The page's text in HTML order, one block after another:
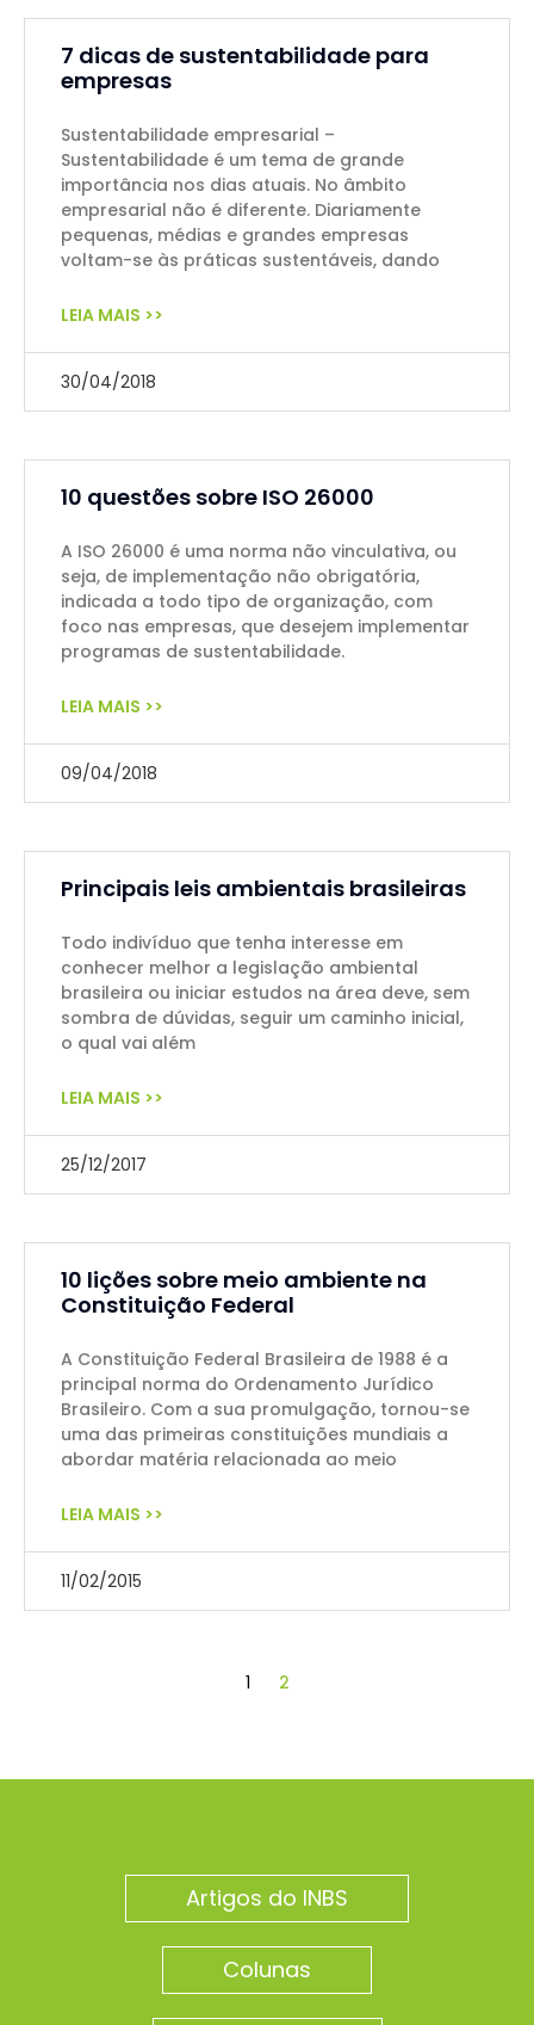
7 dicas de sustentabilidade para
empresas
Sustentabilidade empresarial –
Sustentabilidade é um tema de grande
importância nos dias atuais. No âmbito
empresarial não é diferente. Diariamente
pequenas, médias e grandes empresas
voltam-se às práticas sustentáveis, dando
LEIA MAIS >>
30/04/2018
10 questões sobre ISO 26000
A ISO 26000 é uma norma não vinculativa, ou
seja, de implementação não obrigatória,
indicada a todo tipo de organização, com
foco nas empresas, que desejem implementar
programas de sustentabilidade.
LEIA MAIS >>
09/04/2018
Principais leis ambientais brasileiras
Todo indivíduo que tenha interesse em
conhecer melhor a legislação ambiental
brasileira ou iniciar estudos na área deve, sem
sombra de dúvidas, seguir um caminho inicial,
o qual vai além
LEIA MAIS >>
25/12/2017
10 lições sobre meio ambiente na
Constituição Federal
A Constituição Federal Brasileira de 1988 é a
principal norma do Ordenamento Jurídico
Brasileiro. Com a sua promulgação, tornou-se
uma das primeiras constituições mundiais a
abordar matéria relacionada ao meio
LEIA MAIS >>
11/02/2015
1 2
Artigos do INBS
Colunas